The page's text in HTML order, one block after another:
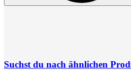
Suchst du nach ähnlichen